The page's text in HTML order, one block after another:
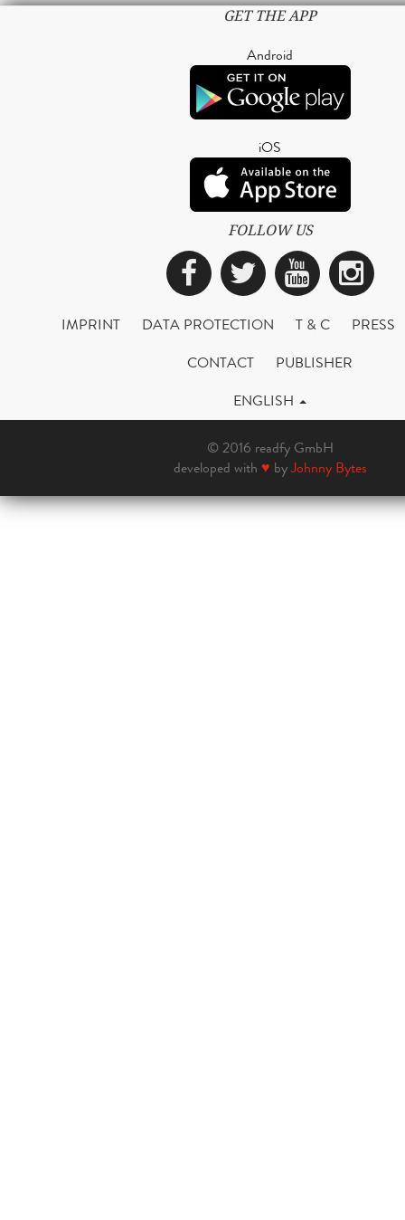
GET THE APP
Android
iOS
FOLLOW US
Facebook
Twitter
IMPRINT DATA PROTECTION T & C
PRESS
CONTACT
PUBLISHER
ENGLISH
© 2016 readfy GmbH
developed with ♥ byJohnny Bytes